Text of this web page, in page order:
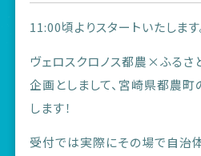
11:00頃よりスタートいたします
ヴェロスクロノス都農×ふるさ
企画としまして、宮崎県都農
します！
受付では実際にその場で自治